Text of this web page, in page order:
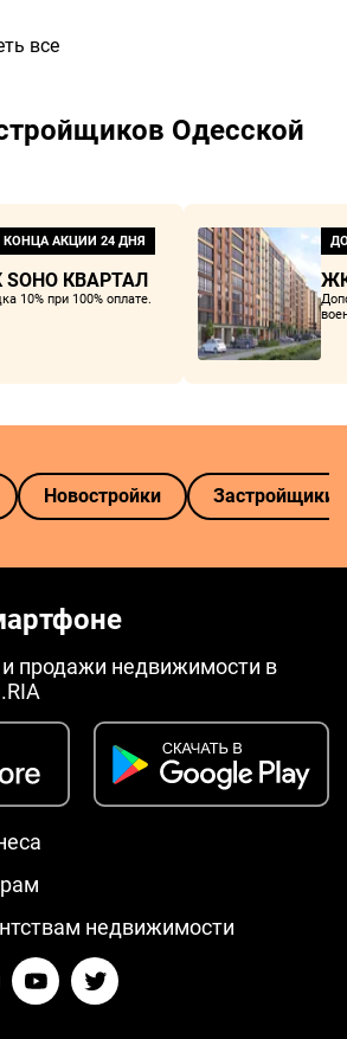
все
Одесской
КОНЦА АКЦИИ 24 ДНЯ
КВАРТАЛ
10% при 100% оплате.
Новостройки Застройщики
и продажи недвижимости в
недвижимости